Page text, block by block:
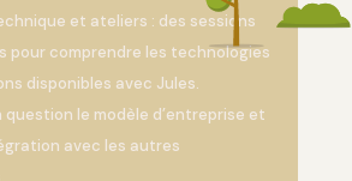
et ateliers : des sessions
pour comprendre les technologies
disponibles avec Jules.
question le modèle d’entreprise et
avec les autres